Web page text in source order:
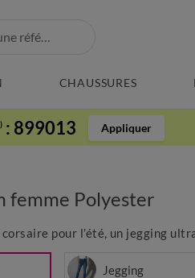
CHAUSSURES
: 899013 Appliquer
femme Polyester
pour l’été, un jegging
Jegging